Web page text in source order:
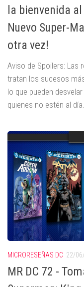
la bienvenida
Nuevo Super-
otra vez!
Aviso de Spoilers: Las
tratan los sucesos
lo que pueden
quienes no estén al
MICRORESEÑAS DC 22/
MR DC 72 -